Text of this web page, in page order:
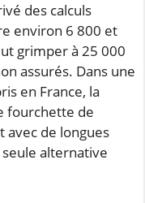
des calculs
environ 6 800 et
grimper à 25 000
assurés. Dans une
en France, la
fourchette de
avec de longues
alternative